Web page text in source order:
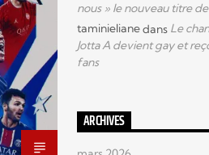
nous » le nouveau titre
taminielianedans Le
Jotta A devient gay et
fans
ARCHIVES